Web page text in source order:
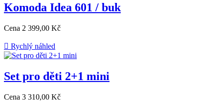
Komoda Idea 601 / buk
Cena 2 399,00 Kč
 Rychlý náhled
Set pro děti 2+1 mini
Cena 3 310,00 Kč